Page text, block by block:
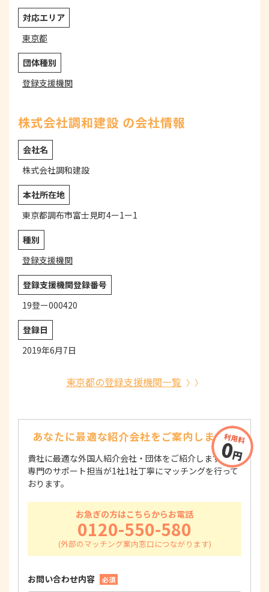
対応エリア
東京都
団体種別
登録支援機関
株式会社調和建設 の会社情報
会社名
株式会社調和建設
本社所在地
東京都調布市富士見町4ー1ー1
種別
登録支援機関
登録支援機関登録番号
19登ー000420
登録日
2019年6月7日
東京都の登録支援機関一覧
あなたに最適な紹介会社をご案内します！
貴社に最適な外国人紹介会社・団体をご紹介します！
専門のサポート担当が1社1社丁寧にマッチングを行って
おります。
お急ぎの方はこちらからお電話
0120-550-580
お問い合わせ内容 必須